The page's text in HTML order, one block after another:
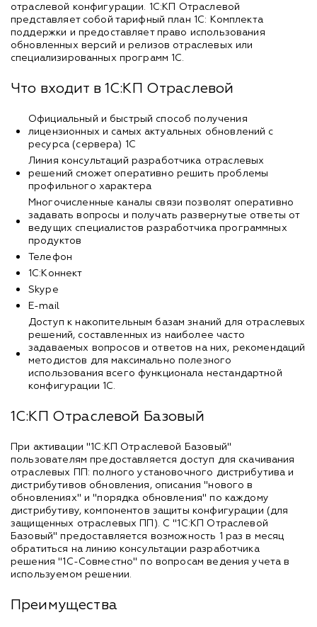
отраслевой конфигурации. 1С:КП Отраслевой
представляет собой тарифный план 1С: Комплекта
поддержки и предоставляет право использования
обновленных версий и релизов отраслевых или
специализированных программ 1С.
Что входит в 1С:КП Отраслевой
Официальный и быстрый способ получения
лицензионных и самых актуальных обновлений с
ресурса (сервера) 1С
Линия консультаций разработчика отраслевых
решений сможет оперативно решить проблемы
профильного характера
Многочисленные каналы связи позволят оперативно
задавать вопросы и получать развернутые ответы от
ведущих специалистов разработчика программных
продуктов
Телефон
1С:Коннект
Skype
E-mail
Доступ к накопительным базам знаний для отраслевых
решений, составленных из наиболее часто
задаваемых вопросов и ответов на них, рекомендаций
методистов для максимально полезного
использования всего функционала нестандартной
конфигурации 1С.
1С:КП Отраслевой Базовый
При активации "1С:КП Отраслевой Базовый"
пользователям предоставляется доступ для скачивания
отраслевых ПП: полного установочного дистрибутива и
дистрибутивов обновления, описания "нового в
обновлениях" и "порядка обновления" по каждому
дистрибутиву, компонентов защиты конфигурации (для
защищенных отраслевых ПП). С "1С:КП Отраслевой
Базовый" предоставляется возможность 1 раз в месяц
обратиться на линию консультации разработчика
решения "1С-Совместно" по вопросам ведения учета в
используемом решении.
Преимущества